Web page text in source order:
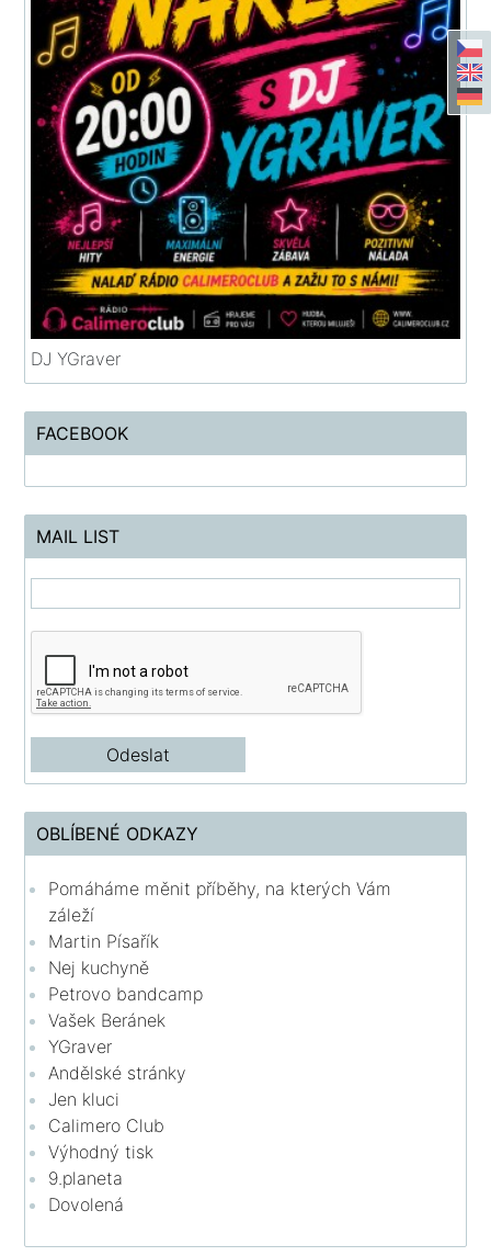
DJ YGraver
FACEBOOK
MAIL LIST
OBLÍBENÉ ODKAZY
Pomáháme měnit příběhy, na kterých Vám
záleží
Martin Písařík
Nej kuchyně
Petrovo bandcamp
Vašek Beránek
YGraver
Andělské stránky
Jen kluci
Calimero Club
Výhodný tisk
9.planeta
Dovolená